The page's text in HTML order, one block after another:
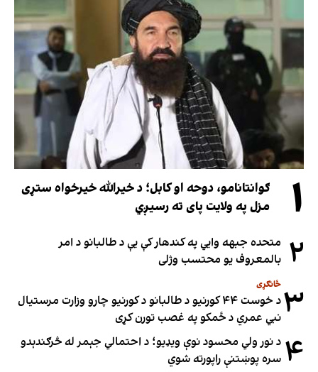
۱
ګوانتانامو، دوحه او کابل؛ د خیرالله خیرخواه ستړی
مزل په ولایت پای ته رسیږي
۲ متحده جبهه وايي په کندهار کې یې د طالبانو د امر
بالمعروف یو محتسب وژلی
۳ ځانګړی
د خوست ۴۴ کورنیو د طالبانو د کورنیو چارو وزارت مرستیال
نبي عمري د ځمکو په غصب تورن کړی
۴ د نور ولي محسود نوې ویډیو؛ د احتمالي جېمر له څرګندېدو
سره پوښتنې راپورته شوي